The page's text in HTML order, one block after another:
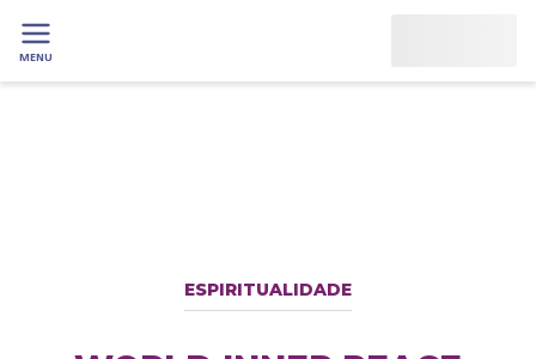
MENU
ESPIRITUALIDADE